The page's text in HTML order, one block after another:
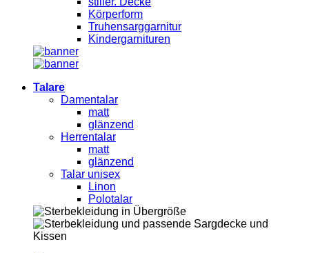
Körperform
Truhensarggarnitur
Kindergarnituren
Talare
Damentalar
matt
glänzend
Herrentalar
matt
glänzend
Talar unisex
Linon
Polotalar